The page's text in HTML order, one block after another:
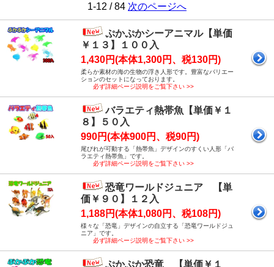
1-12 / 84 次のページへ
ぷかぷかシーアニマル【単価
￥１３】１００入
1,430円(本体1,300円、税130円)
柔らか素材の海の生物の浮き人形です。豊富なバリエー
ションのセットになっております。
必ず詳細ページ説明をご覧下さい >>
バラエティ熱帯魚【単価￥１
８】５０入
990円(本体900円、税90円)
尾びれが可動する「熱帯魚」デザインのすくい人形「バ
ラエティ熱帯魚」です。
必ず詳細ページ説明をご覧下さい >>
恐竜ワールドジュニア 【単
価￥９０】１２入
1,188円(本体1,080円、税108円)
様々な「恐竜」デザインの自立する「恐竜ワールドジュ
ニア」です。
必ず詳細ページ説明をご覧下さい >>
ぷかぷか恐竜 【単価￥１